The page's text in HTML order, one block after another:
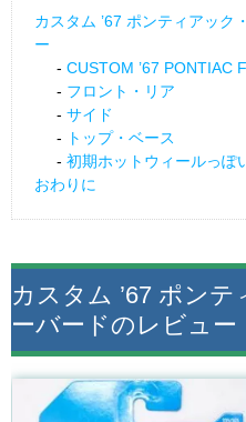
カスタム ’67 ポンティアック
ー
CUSTOM ’67 PONTIAC
フロント・リア
サイド
トップ・ベース
初期ホットウィールっぽ
おわりに
カスタム ’67 ポン
ーバードのレビュー